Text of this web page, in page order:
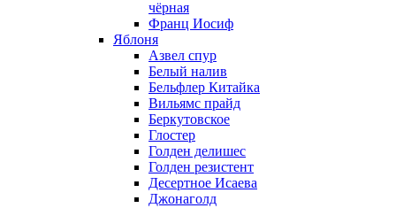
чёрная
Франц Иосиф
Яблоня
Азвел спур
Белый налив
Бельфлер Китайка
Вильямс прайд
Беркутовское
Глостер
Голден делишес
Голден резистент
Десертное Исаева
Джонаголд